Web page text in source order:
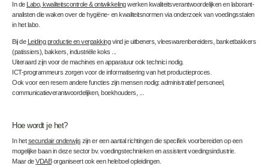
In de Labo, kwaliteitscontrole & ontwikkelingwerken kwaliteitsverantwoordelijken en laborant-
analisten die waken over de hygiëne- en kwaliteitsnormen via onderzoek van voedingsstalen
in het labo.
Bij de Leiding productie en verpakkingvind je uitbeners, vleeswarenbereiders, banketbakkers
(patissiers), bakkers, industriële koks ...
Uiteraard zijn voor de machines en apparatuur ook technici nodig.
ICT-programmeurs zorgen voor de informatisering van het productieproces.
Ook voor een resem andere functies zijn mensen nodig: administratief personeel,
communicatieverantwoordelijken, boekhouders, ...
Hoe wordt je het?
In hetsecundair onderwijs zijn er een aantal richtingen die specifiek voorbereiden op een
mogelijke baan in deze sector bv. voedingstechnieken en assistent voedingsindustrie.
Maar deVDABorganiseert ook een heleboel opleidingen.